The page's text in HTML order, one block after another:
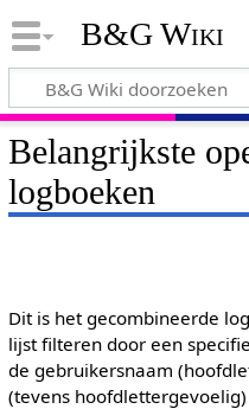
B&G Wiki
Belangrijkste
logboeken
Dit is het gecombineerde
lijst filteren door een
de gebruikersnaam
(tevens